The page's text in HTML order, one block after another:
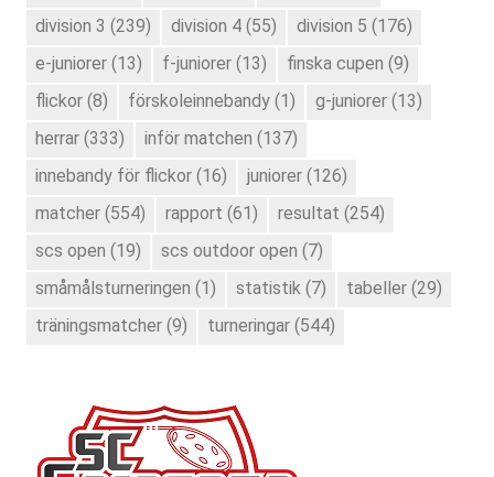
division 3 (239) division 4 (55) division 5 (176)
e-juniorer (13) f-juniorer (13) finska cupen (9)
flickor (8) förskoleinnebandy (1) g-juniorer (13)
herrar (333) inför matchen (137)
innebandy för flickor (16) juniorer (126)
matcher (554) rapport (61) resultat (254)
scs open (19) scs outdoor open (7)
småmålsturneringen (1) statistik (7) tabeller (29)
träningsmatcher (9) turneringar (544)